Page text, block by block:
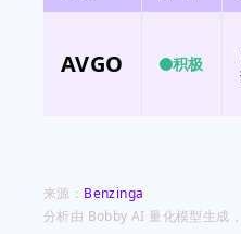
AVGO 积极
来源： Benzinga
分析由 Bobby AI 量化模型生成